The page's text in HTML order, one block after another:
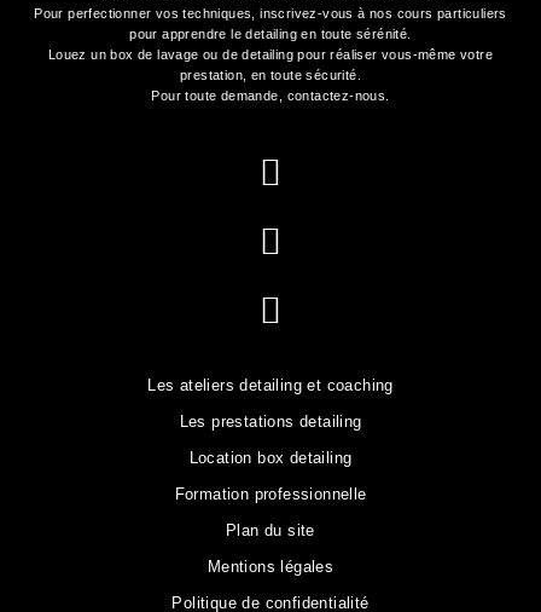
Pour perfectionner vos techniques, inscrivez-vous à nos cours particuliers
pour apprendre le detailing en toute sérénité.
Louez un box de lavage ou de detailing pour réaliser vous-même votre
prestation, en toute sécurité.
Pour toute demande, contactez-nous
Les ateliers detailing et coaching
Les prestations detailing
Location box detailing
Formation professionnelle
Plan du site
Mentions légales
Politique de confidentialité